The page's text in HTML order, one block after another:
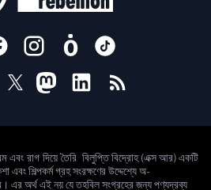
US ON
এবং রাগ দিয়ে তৈরি বিলুপ্তি বিদ্রোহ (এক্স আর) একটি
শিল্পকর্ম গ্রহ সংরক্ষণের উদ্দেশ্যে অ-
এর অর্থ এই নয় যে তহবিল সংগ্রহের জন্য পণ্যদ্রব্য